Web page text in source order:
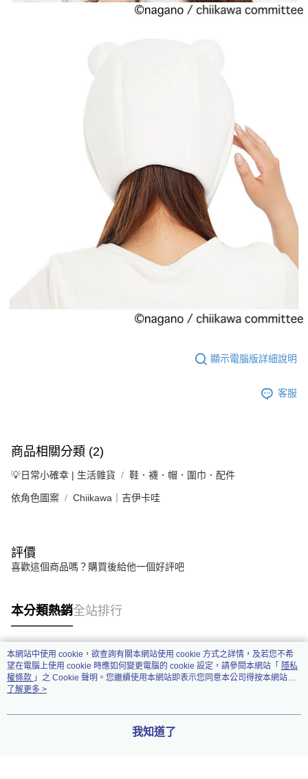
顯示電腦版詳細說明
客服
商品相關分類 (2)
💡日常小確幸 | 生活雜貨 鞋．襪．帽．圍巾．配件
依角色圖案 Chiikawa｜吉伊卡哇
評價
喜歡這個商品嗎？購買後給他一個好評吧
本分類熱銷全站排行
熱門標籤
本網站中使用 cookie，欲查詢有關本網站使用 cookie 方式之詳情，及若您不希
望在電腦上使用 cookie 時應如何變更電腦的 cookie 設定，請參閱本網站「 隱私
權條款 」之 Cookie 聲明。您繼續使用本網站即表示您同意本公司得按本網站使
用條款之 Cookie 聲明使用 cookie。
了解更多 >
我知道了